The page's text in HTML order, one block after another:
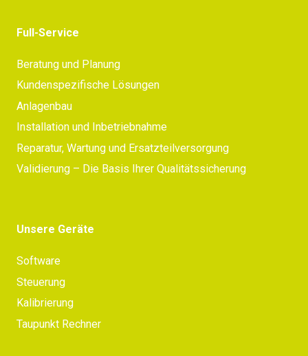
Full-Service
Beratung und Planung
Kundenspezifische Lösungen
Anlagenbau
Installation und Inbetriebnahme
Reparatur, Wartung und Ersatzteilversorgung
Validierung – Die Basis Ihrer Qualitätssicherung
Unsere Geräte
Software
Steuerung
Kalibrierung
Taupunkt Rechner